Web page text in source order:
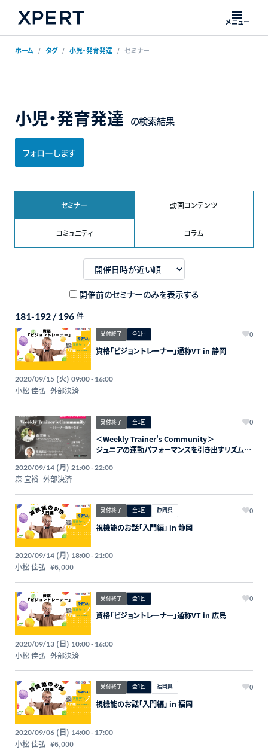
メニュー
ホーム タグ 小児・発育発達 セミナー
小児・発育発達 の検索結果
フォローします
セミナー 動画コンテンツ
コミュニティ コラム
開催前のセミナーのみを表示する
181-192 / 196 件
受付終了 全1回 0
資格「ビジョントレーナー」通称VT in 静岡
2020/09/15 (火) 09:00 - 16:00
小松 佳弘 外部決済
受付終了 全1回 0
＜Weekly Trainer's Community＞
ジュニアの運動パフォーマンスを引き出すリズムト
2020/09/14 (月) 21:00 - 22:00
森 宜裕 外部決済
受付終了 全1回 静岡県 0
視機能のお話「入門編」 in 静岡
2020/09/14 (月) 18:00 - 21:00
小松 佳弘 ¥6,000
受付終了 全1回 0
資格「ビジョントレーナー」通称VT in 広島
2020/09/13 (日) 10:00 - 16:00
小松 佳弘 外部決済
受付終了 全1回 福岡県 0
視機能のお話「入門編」 in 福岡
2020/09/06 (日) 14:00 - 17:00
小松 佳弘 ¥6,000